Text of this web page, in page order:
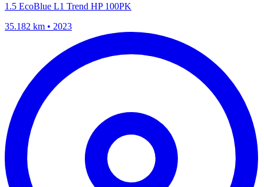
1.5 EcoBlue L1 Trend HP 100PK
35.182 km • 2023